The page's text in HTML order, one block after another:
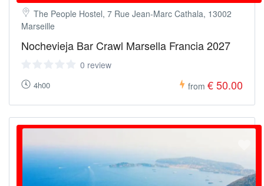
The People Hostel, 7 Rue Jean-Marc Cathala, 13002
Marseille
Nochevieja Bar Crawl Marsella Francia 2027
0 review
4h00 from € 50.00